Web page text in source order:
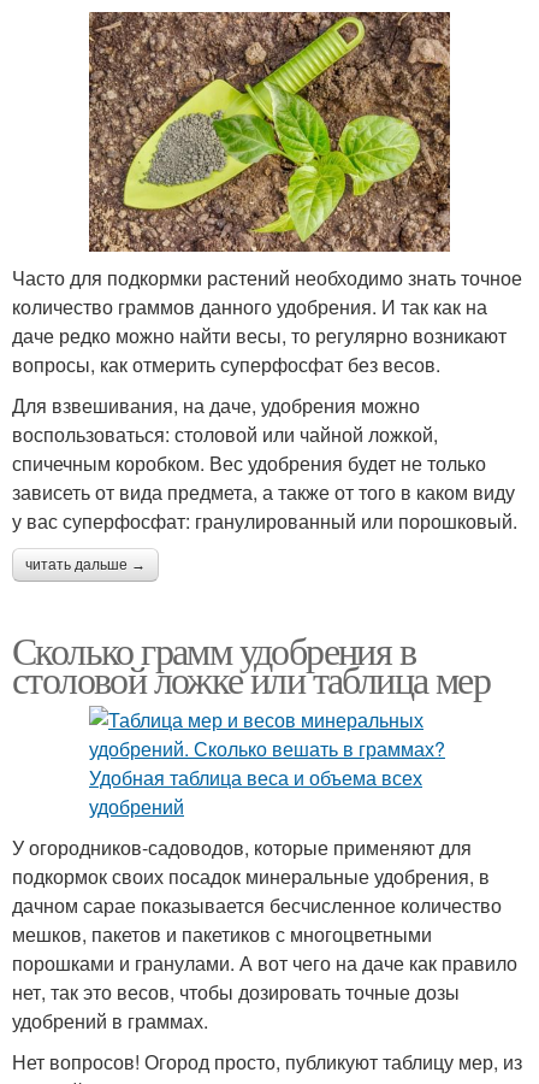
Часто для подкормки растений необходимо знать точное
количество граммов данного удобрения. И так как на
даче редко можно найти весы, то регулярно возникают
вопросы, как отмерить суперфосфат без весов.
Для взвешивания, на даче, удобрения можно
воспользоваться: столовой или чайной ложкой,
спичечным коробком. Вес удобрения будет не только
зависеть от вида предмета, а также от того в каком виду
у вас суперфосфат: гранулированный или порошковый.
читать дальше →
Сколько грамм удобрения в
столовой ложке или таблица мер
У огородников-садоводов, которые применяют для
подкормок своих посадок минеральные удобрения, в
дачном сарае показывается бесчисленное количество
мешков, пакетов и пакетиков с многоцветными
порошками и гранулами. А вот чего на даче как правило
нет, так это весов, чтобы дозировать точные дозы
удобрений в граммах.
Нет вопросов! Огород просто, публикуют таблицу мер, из